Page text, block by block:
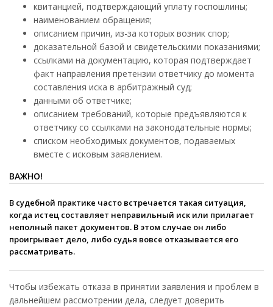
квитанцией, подтверждающий уплату госпошлины;
наименованием обращения;
описанием причин, из-за которых возник спор;
доказательной базой и свидетельскими показаниями;
ссылками на документацию, которая подтверждает
факт направления претензии ответчику до момента
составления иска в арбитражный суд;
данными об ответчике;
описанием требований, которые предъявляются к
ответчику со ссылками на законодательные нормы;
списком необходимых документов, подаваемых
вместе с исковым заявлением.
ВАЖНО!
В судебной практике часто встречается такая ситуация,
когда истец составляет неправильный иск или прилагает
неполный пакет документов. В этом случае он либо
проигрывает дело, либо судья вовсе отказывается его
рассматривать.
Чтобы избежать отказа в принятии заявления и проблем в
дальнейшем рассмотрении дела, следует доверить